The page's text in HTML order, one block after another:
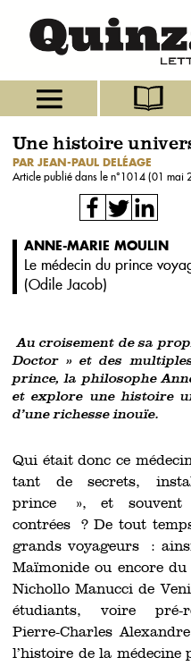
Une histoire
PAR JEAN-PAUL DELÉAGE
Article publié dans le n°1014 (01 mai
ANNE-MARIE MOULIN
Le médecin du prince
(Odile Jacob)
Au croisement de sa
Doctor » et des
prince, la philosophe
et explore une histoire
d’une richesse inouïe.
Qui était donc ce
tant de secrets,
prince », et souvent
contrées ? De tout
grands voyageurs :
Maïmonide ou encore
Nichollo Manucci de
étudiants, voire pré-
Pierre-Charles
l’histoire de la médecine